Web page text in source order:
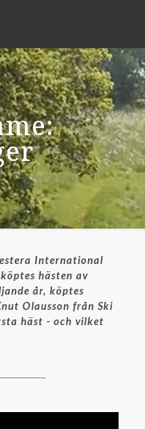
International
hästen av
år, köptes
Olausson från Ski
häst - och vilket